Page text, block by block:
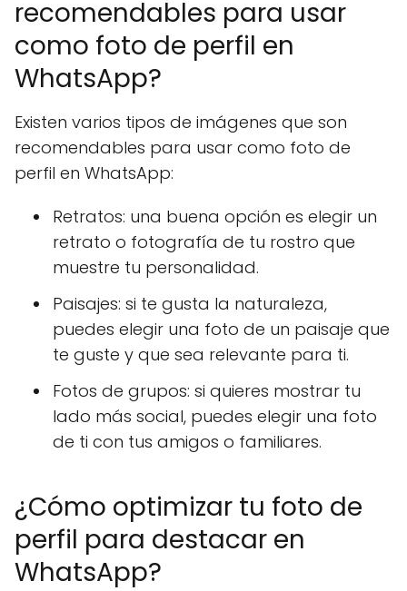
recomendables para usar
como foto de perfil en
WhatsApp?
Existen varios tipos de imágenes que son
recomendables para usar como foto de
perfil en WhatsApp:
Retratos: una buena opción es elegir un
retrato o fotografía de tu rostro que
muestre tu personalidad.
Paisajes: si te gusta la naturaleza,
puedes elegir una foto de un paisaje que
te guste y que sea relevante para ti.
Fotos de grupos: si quieres mostrar tu
lado más social, puedes elegir una foto
de ti con tus amigos o familiares.
¿Cómo optimizar tu foto de
perfil para destacar en
WhatsApp?